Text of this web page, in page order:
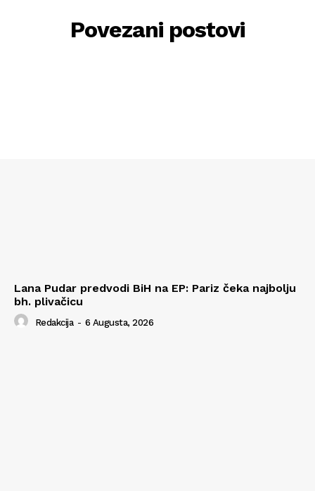
Povezani postovi
Lana Pudar predvodi BiH na EP: Pariz čeka najbolju
bh. plivačicu
Redakcija - 6 Augusta, 2026